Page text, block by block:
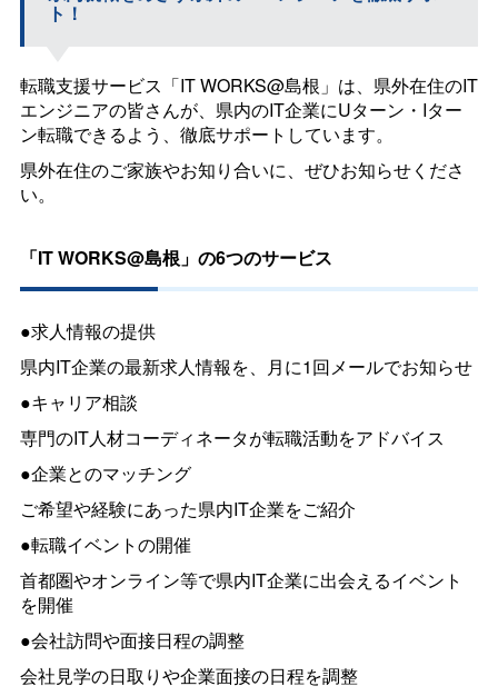
ト！
転職支援サービス「IT WORKS@島根」は、県外在住のIT
エンジニアの皆さんが、県内のIT企業にUターン・Iター
ン転職できるよう、徹底サポートしています。
県外在住のご家族やお知り合いに、ぜひお知らせくださ
い。
「IT WORKS@島根」の6つのサービス
●求人情報の提供
県内IT企業の最新求人情報を、月に1回メールでお知らせ
●キャリア相談
専門のIT人材コーディネータが転職活動をアドバイス
●企業とのマッチング
ご希望や経験にあった県内IT企業をご紹介
●転職イベントの開催
首都圏やオンライン等で県内IT企業に出会えるイベント
を開催
●会社訪問や面接日程の調整
会社見学の日取りや企業面接の日程を調整